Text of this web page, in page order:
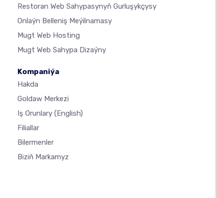
Restoran Web Sahypasynyň Gurluşykçysy
Onlaýn Belleniş Meýilnamasy
Mugt Web Hosting
Mugt Web Sahypa Dizaýny
Kompaniýa
Hakda
Goldaw Merkezi
Iş Orunlary (English)
Filiallar
Bilermenler
Biziň Markamyz